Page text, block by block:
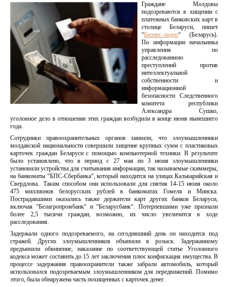
Граждане Молдовы
подозреваются в хищении с
платежных банковских карт в
столице Беларуси, пишет
“Бизнес-лидер“ (Беларусь).
По информации начальника
управления по
расследованною
преступлений против
интеллектуальной
собственности и
информационной
безопасности Следственного
комитета республики
Александра Сушко,
уголовное дело в отношении этих граждан возбудили в конце июня нынешнего
года.
Сотрудники правоохранительных органов заявили, что злоумышленники
молдавской национальности совершили хищение крупных сумм с пластиковых
карточек граждан Беларуси с помощью компьютерной техники. В результате
было установлено, что в период с 27 мая по 3 июня злоумышленники
установили устройства для считывания информации, так называемые скиммеры,
на банкоматы “БПС-Сбербанка“, который находится на улицах Кальварийская и
Свердлова.. Таким способом они использовали для снятия 14-15 июня около
475 миллионов белорусских рублей в банкоматах Гомеля и Минска.
Пострадавшими оказались также держатели карт других банков Беларуси,
включая “Белагропромбанк“ и “Беларусбанк“. Потерпевшими уже признали
более 2,5 тысячи граждан, возможно, их число увеличится в ходе
расследования.
Задержали одного подозреваемого, на сегодняшний день он находится под
стражей. Других злоумышленников объявили в розыск. Задержанному
предъявили обвинение, наказание по соответствующей статье Уголовного
кодекса может составить до 15 лет заключения плюс конфискация имущества. В
процессе задержания правоохранители также забрали автомобиль, который
использовался подозреваемым злоумышленником для передвижений. Помимо
этого, была обнаружена часть похищенных с карточек денег.